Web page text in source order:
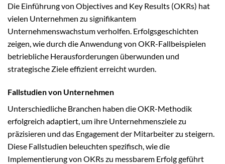
Die Einführung von Objectives and Key Results (OKRs) hat
vielen Unternehmen zu signifikantem
Unternehmenswachstum verholfen. Erfolgsgeschichten
zeigen, wie durch die Anwendung von OKR-Fallbeispielen
betriebliche Herausforderungen überwunden und
strategische Ziele effizient erreicht wurden.
Fallstudien von Unternehmen
Unterschiedliche Branchen haben die OKR-Methodik
erfolgreich adaptiert, um ihre Unternehmensziele zu
präzisieren und das Engagement der Mitarbeiter zu steigern.
Diese Fallstudien beleuchten spezifisch, wie die
Implementierung von OKRs zu messbarem Erfolg geführt